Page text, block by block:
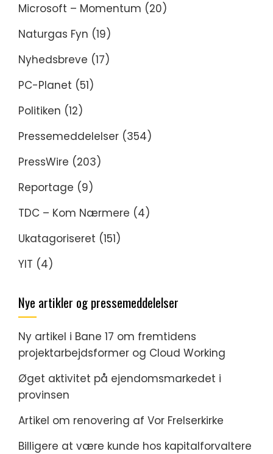
Microsoft – Momentum (20)
Naturgas Fyn (19)
Nyhedsbreve (17)
PC-Planet (51)
Politiken (12)
Pressemeddelelser (354)
PressWire (203)
Reportage (9)
TDC – Kom Nærmere (4)
Ukatagoriseret (151)
YIT (4)
Nye artikler og pressemeddelelser
Ny artikel i Bane 17 om fremtidens
projektarbejdsformer og Cloud Working
Øget aktivitet på ejendomsmarkedet i
provinsen
Artikel om renovering af Vor Frelserkirke
Billigere at være kunde hos kapitalforvaltere